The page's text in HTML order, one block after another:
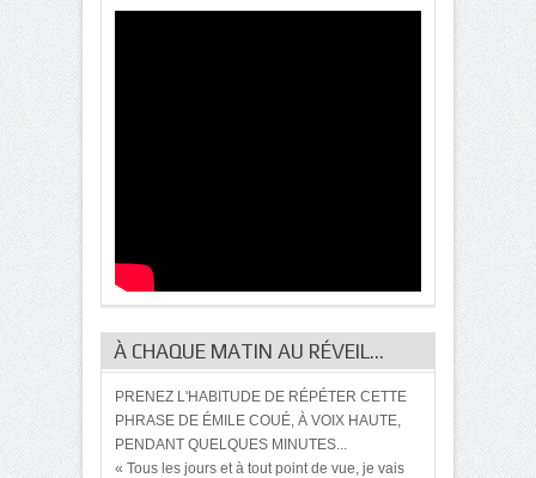
À CHAQUE MATIN AU RÉVEIL…
PRENEZ L'HABITUDE DE RÉPÉTER CETTE
PHRASE DE ÉMILE COUÉ, À VOIX HAUTE,
PENDANT QUELQUES MINUTES...
« Tous les jours et à tout point de vue, je vais